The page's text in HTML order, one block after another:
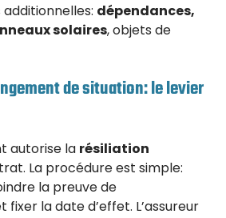
additionnelles: dépendances,
solaires, objets de
de situation: le levier
autorise la résiliation
La procédure est simple:
la preuve de
la date d’effet. L’assureur